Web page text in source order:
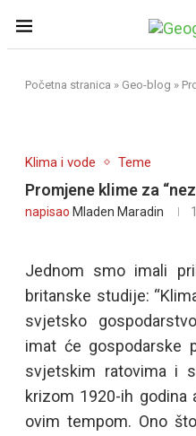
Početna stranica » Geo-blog »
Klima i vode Teme
Promjene klime za
napisao Mladen Maradin
Jednom smo imali
britanske studije:
svjetsko
imat će gospodarske
svjetskim ratovima i
krizom 1920-ih godina
ovim tempom. Ono